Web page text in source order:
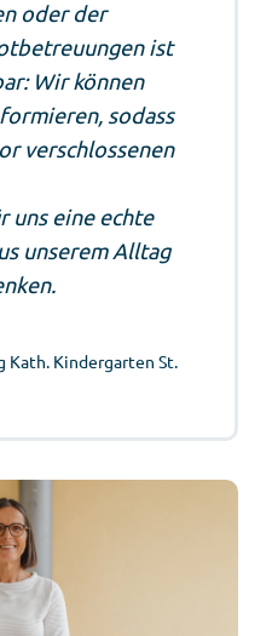
oder der
ist
Wir können
sodass
verschlossenen
uns eine echte
unserem Alltag
Kath. Kindergarten St.